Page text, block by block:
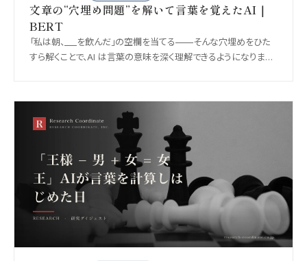
文章の“穴埋め問題”を解いて言葉を覚えたAI｜
BERT
「私は朝、___を飲んだ」の空欄を当てる——そんな穴埋めをひた
すら解くことで、AI は言葉の意味を深く理解できるようになりまし